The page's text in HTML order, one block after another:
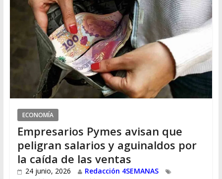
ECONOMÍA
Empresarios Pymes avisan que
peligran salarios y aguinaldos por
la caída de las ventas
24 junio, 2026
Redacción 4SEMANAS